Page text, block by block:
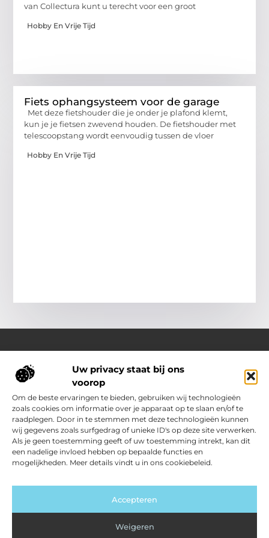
Uw privacy staat bij ons
voorop
Om de beste ervaringen te bieden, gebruiken wij technologieën
zoals cookies om informatie over je apparaat op te slaan en/of te
raadplegen. Door in te stemmen met deze technologieën kunnen
wij gegevens zoals surfgedrag of unieke ID's op deze site verwerken.
Als je geen toestemming geeft of uw toestemming intrekt, kan dit
een nadelige invloed hebben op bepaalde functies en
mogelijkheden. Meer details vindt u in ons cookiebeleid.
Accepteren
Weigeren
van Collectura kunt u terecht voor een groot
Hobby En Vrije Tijd
Fiets ophangsysteem voor de garage
Met deze fietshouder die je onder je plafond klemt,
kun je je fietsen zwevend houden. De fietshouder met
telescoopstang wordt eenvoudig tussen de vloer
Hobby En Vrije Tijd
Over Outdoor-vakantie-boeken.nl
Jouw bron voor outdoor-inspiratie en slimme vakantietips
Verken een gevarieerd aanbod aan blogs en artikelen
boordevol ideeën, handige suggesties en verrassende
inzichten die jouw buitenvakantie nóg leuker en makkelijker
maken.
Main Links
Bericht categorie